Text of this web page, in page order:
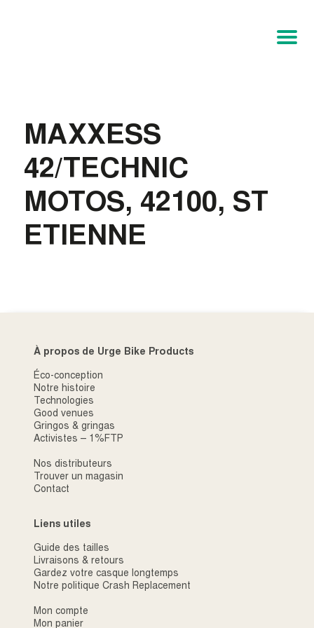
MAXXESS
42/TECHNIC
MOTOS, 42100, ST
ETIENNE
À propos de Urge Bike Products
Éco-conception
Notre histoire
Technologies
Good venues
Gringos & gringas
Activistes – 1%FTP
Nos distributeurs
Trouver un magasin
Contact
Liens utiles
Guide des tailles
Livraisons & retours
Gardez votre casque longtemps
Notre politique Crash Replacement
Mon compte
Mon panier